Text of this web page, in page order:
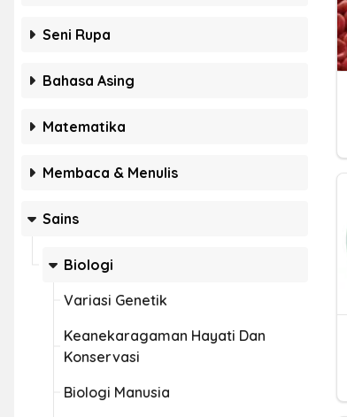
Seni Rupa
Bahasa Asing
Matematika
Membaca & Menulis
Sains
Biologi
Variasi Genetik
Keanekaragaman Hayati Dan
Konservasi
Biologi Manusia